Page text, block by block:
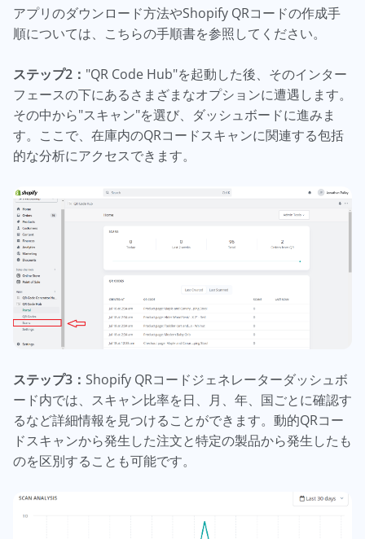
アプリのダウンロード方法やShopify QRコードの作成手
順については、こちらの手順書を参照してください。
ステップ2： "QR Code Hub"を起動した後、そのインター
フェースの下にあるさまざまなオプションに遭遇します。
その中から"スキャン"を選び、ダッシュボードに進みま
す。ここで、在庫内のQRコードスキャンに関連する包括
的な分析にアクセスできます。
ステップ3： Shopify QRコードジェネレーターダッシュボ
ード内では、スキャン比率を日、月、年、国ごとに確認す
るなど詳細情報を見つけることができます。動的QRコー
ドスキャンから発生した注文と特定の製品から発生したも
のを区別することも可能です。